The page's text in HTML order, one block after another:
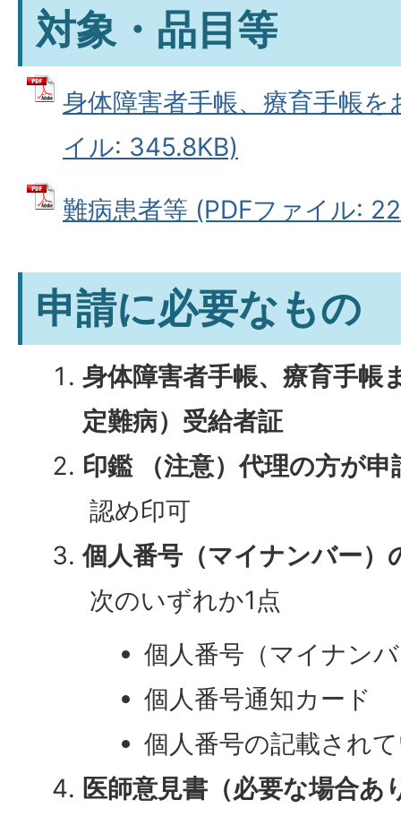
対象・品目等
身体障害者手帳、療育手帳
イル: 345.8KB)
難病患者等 (PDFファイル:
申請に必要なもの
身体障害者手帳、療育手帳
定難病）受給者証
印鑑 （注意）代理の方が申
認め印可
個人番号（マイナンバー）
次のいずれか1点
個人番号（マイナン
個人番号通知カード
個人番号の記載され
医師意見書（必要な場合あ